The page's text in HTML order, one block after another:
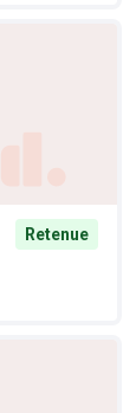
Retenue